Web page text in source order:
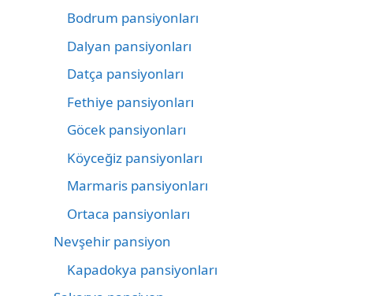
Bodrum pansiyonları
Dalyan pansiyonları
Datça pansiyonları
Fethiye pansiyonları
Göcek pansiyonları
Köyceğiz pansiyonları
Marmaris pansiyonları
Ortaca pansiyonları
Nevşehir pansiyon
Kapadokya pansiyonları